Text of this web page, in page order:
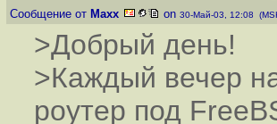
Сообщение от Maxx on 30-Май-03, 12:08
>Добрый день!
>Каждый вечер
роутер под